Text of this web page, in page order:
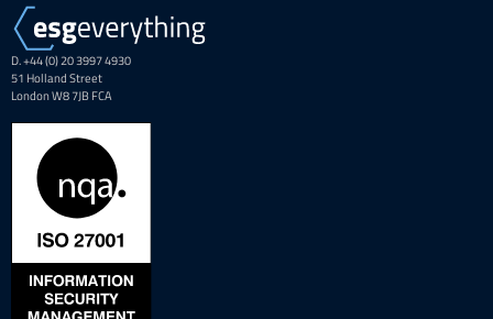
D. +44 (0) 20 3997 4930
51 Holland Street
London W8 7JB FCA